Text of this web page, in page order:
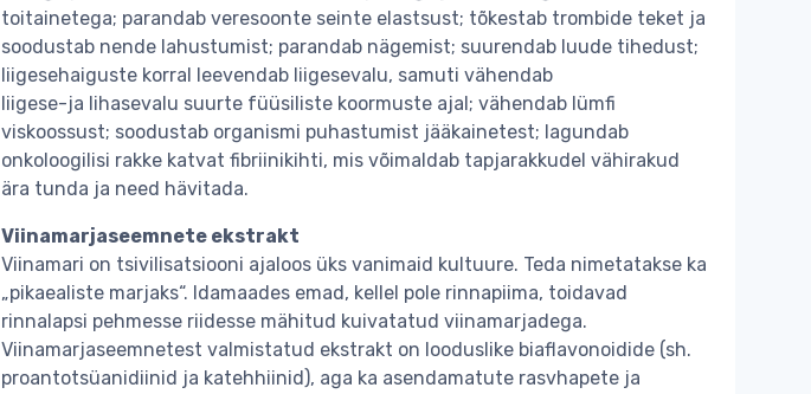
toitainetega; parandab veresoonte seinte elastsust; tõkestab trombide teket ja
soodustab nende lahustumist; parandab nägemist; suurendab luude tihedust;
liigesehaiguste korral leevendab liigesevalu, samuti vähendab
liigese-ja lihasevalu suurte füüsiliste koormuste ajal; vähendab lümfi
viskoossust; soodustab organismi puhastumist jääkainetest; lagundab
onkoloogilisi rakke katvat fibriinikihti, mis võimaldab tapjarakkudel vähirakud
ära tunda ja need hävitada.
Viinamarjaseemnete ekstrakt
Viinamari on tsivilisatsiooni ajaloos üks vanimaid kultuure. Teda nimetatakse ka
„pikaealiste marjaks“. Idamaades emad, kellel pole rinnapiima, toidavad
rinnalapsi pehmesse riidesse mähitud kuivatatud viinamarjadega.
Viinamarjaseemnetest valmistatud ekstrakt on looduslike biaflavonoidide (sh.
proantotsüanidiinid ja katehhiinid), aga ka asendamatute rasvhapete ja